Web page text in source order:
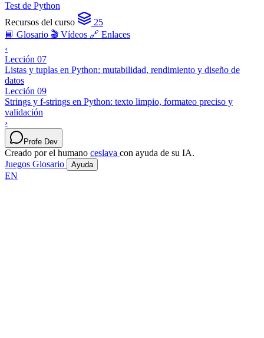
Test de Python
Recursos del curso
25
📘 Glosario 🎬 Vídeos 🔗 Enlaces
‹
Lección 07
Listas y tuplas en Python: mutabilidad, rendimiento y diseño de
datos
Lección 09
Strings y f-strings en Python: texto limpio, formateo preciso y
validación
›
Profe Dev
Creado por el humano ceslava con ayuda de su IA.
Juegos Glosario Ayuda
EN